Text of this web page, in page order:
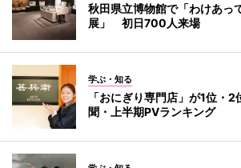
秋田県立博物館で「わけあっ
展」 初日700人来場
学ぶ・知る
「おにぎり専門店」が1位・
聞・上半期PVランキング